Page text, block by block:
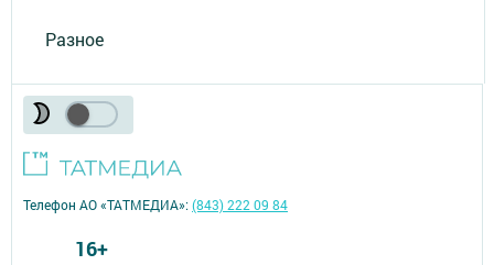
Разное
Телефон АО «ТАТМЕДИА»:(843) 222 09 84
16+